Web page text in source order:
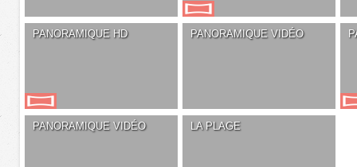
PANORAMIQUE HD PANORAMIQUE VIDÉO
PANORAMIQUE VIDÉO LA PLAGE